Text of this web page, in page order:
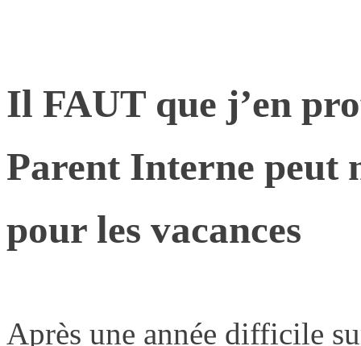
Il FAUT que j’en
Parent Interne peut
pour les vacances
Après une année difficile